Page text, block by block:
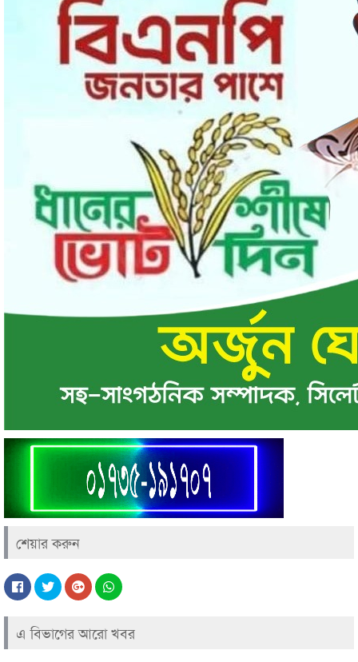
শেয়ার করুন
এ বিভাগের আরো খবর